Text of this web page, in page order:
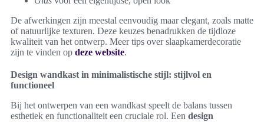
De afwerkingen zijn meestal eenvoudig maar elegant, zoals matte
of natuurlijke texturen. Deze keuzes benadrukken de tijdloze
kwaliteit van het ontwerp. Meer tips over slaapkamerdecoratie
zijn te vinden op deze website.
Design wandkast in minimalistische stijl: stijlvol en
functioneel
Bij het ontwerpen van een wandkast speelt de balans tussen
esthetiek en functionaliteit een cruciale rol. Een design